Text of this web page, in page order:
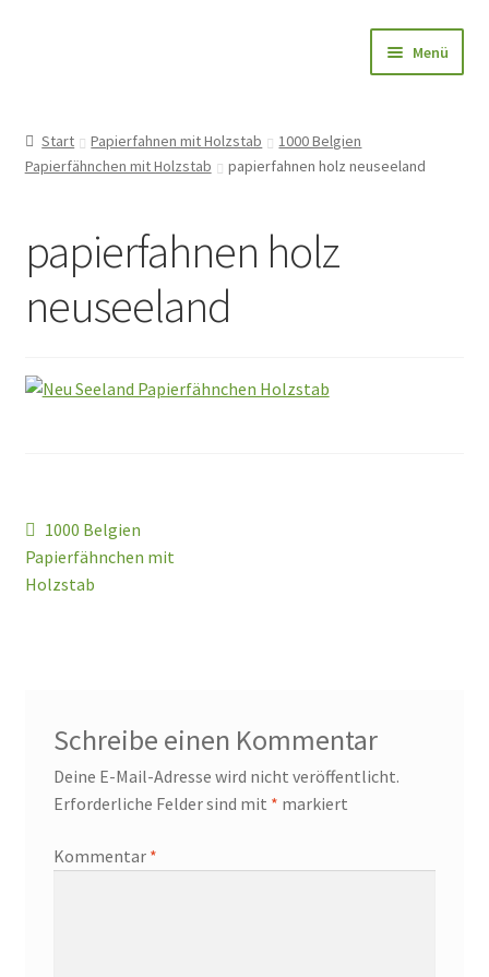
Menü
🎨 Bedrucken
🌟 Bestseller
👤Konto
Start Papierfahnen mit Holzstab
1000 Belgien
Papierfähnchen mit Holzstab
papierfahnen holz neuseeland
papierfahnen holz
neuseeland
Beitragsnavigation
Vorheriger
Beitrag:
1000 Belgien
Papierfähnchen mit
Holzstab
Schreibe einen Kommentar
Deine E-Mail-Adresse wird nicht veröffentlicht.
Erforderliche Felder sind mit * markiert
Kommentar *